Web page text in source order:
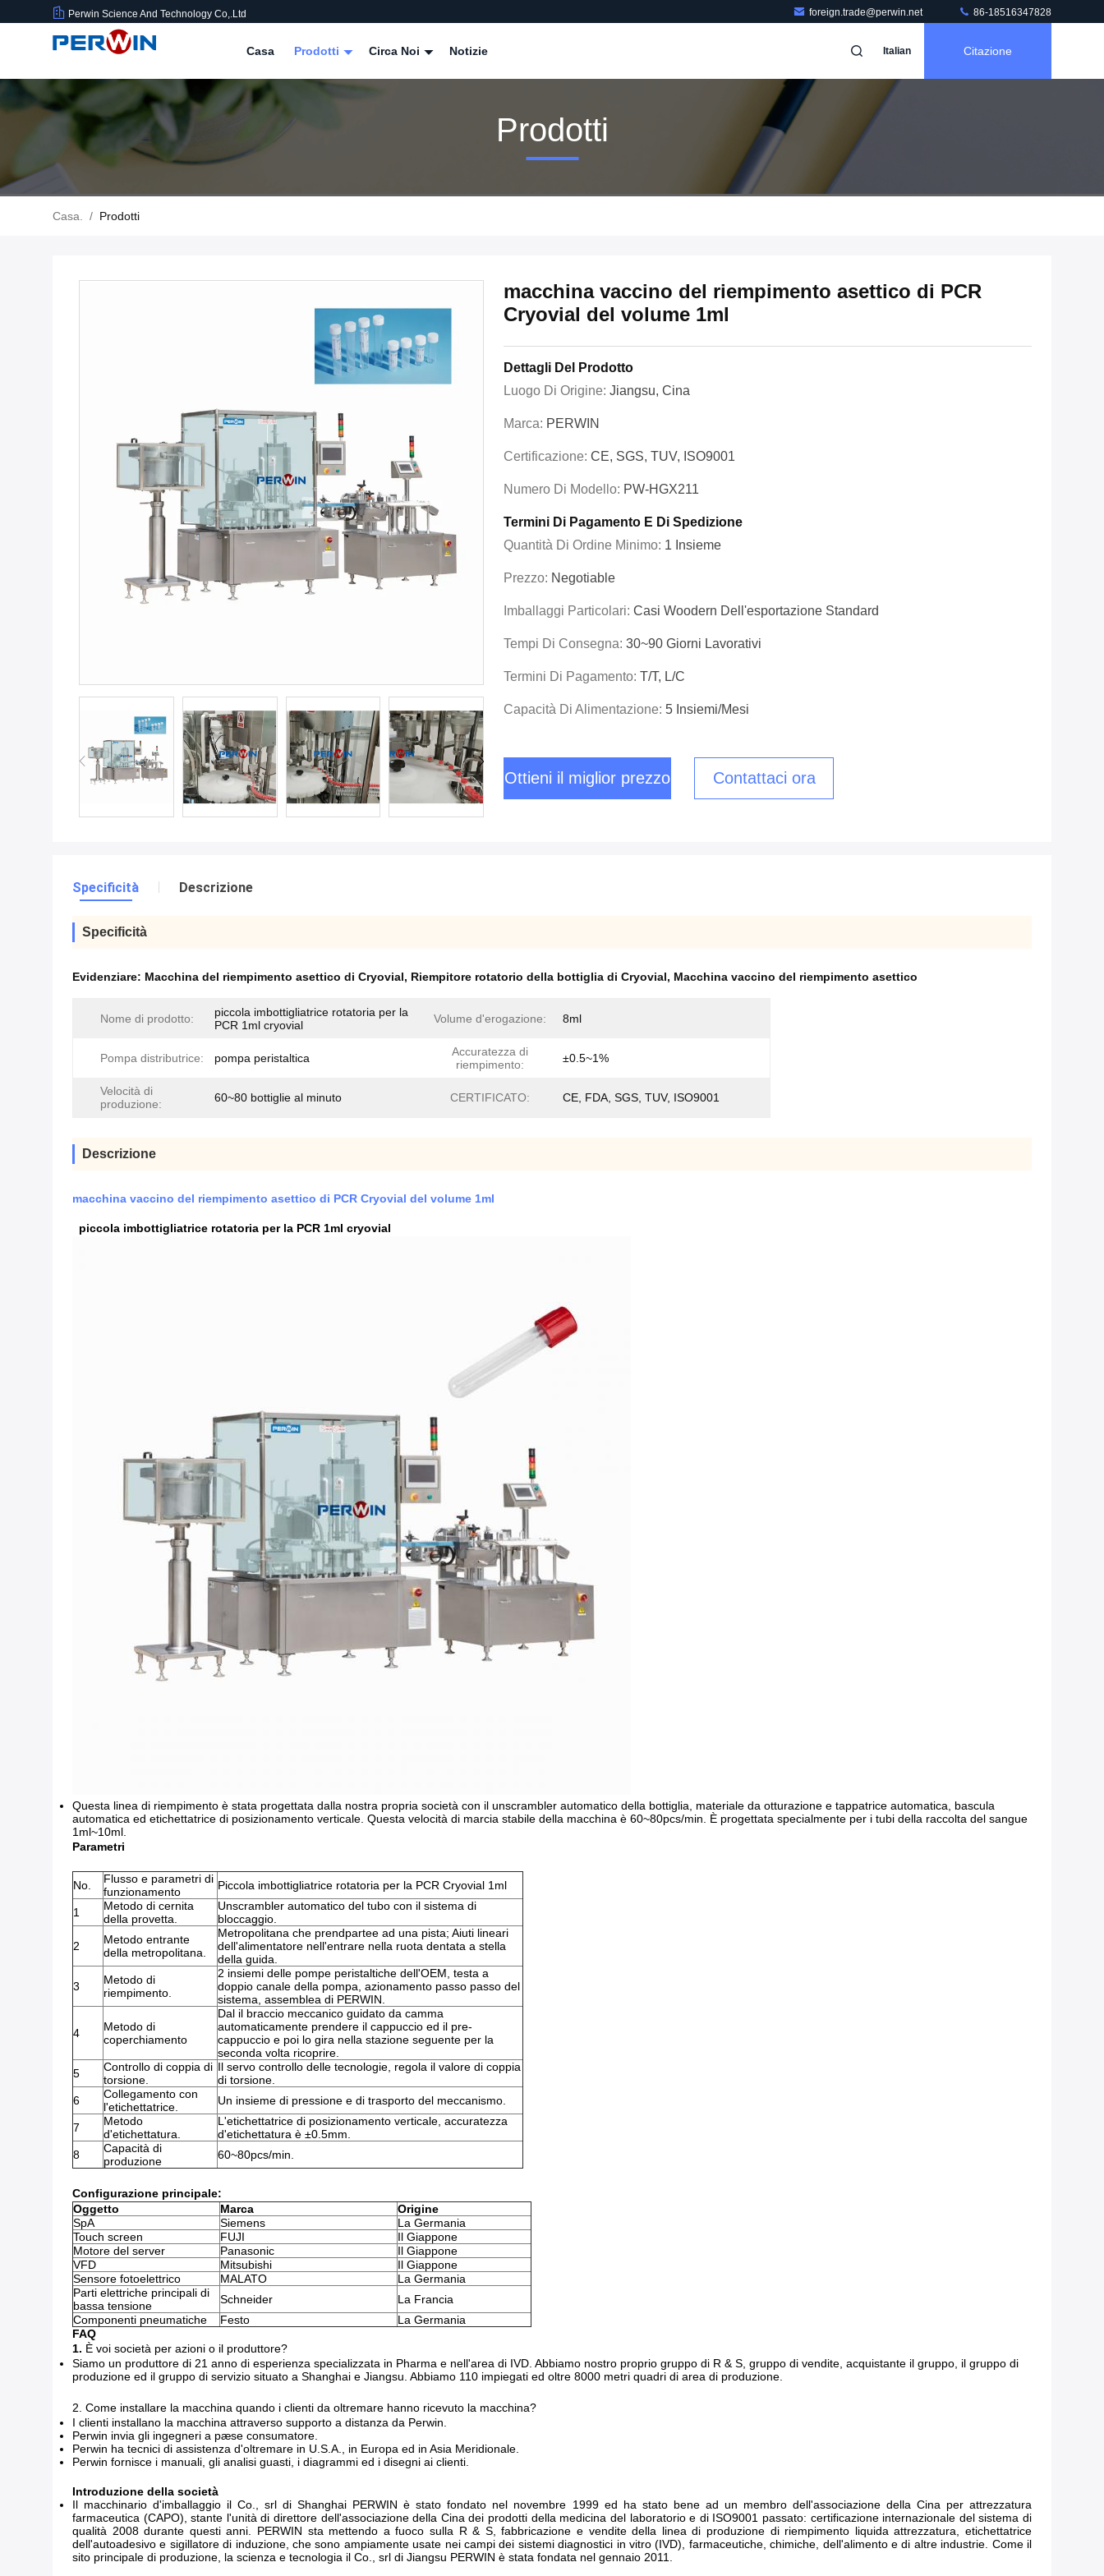
Perwin Science And Technology Co,.Ltd foreign.trade@perwin.net 86-18516347828
Casa Prodotti Circa Noi Notizie Italian Citazione
Prodotti
Casa. / Prodotti
macchina vaccino del riempimento asettico di PCR
Cryovial del volume 1ml
Dettagli Del Prodotto
Luogo Di Origine: Jiangsu, Cina
Marca: PERWIN
Certificazione: CE, SGS, TUV, ISO9001
Numero Di Modello: PW-HGX211
Termini Di Pagamento E Di Spedizione
Quantità Di Ordine Minimo: 1 Insieme
Prezzo: Negotiable
Imballaggi Particolari: Casi Woodern Dell'esportazione Standard
Tempi Di Consegna: 30~90 Giorni Lavorativi
Termini Di Pagamento: T/T, L/C
Capacità Di Alimentazione: 5 Insiemi/mesi
Ottieni il miglior prezzo Contattaci ora
Specificità Descrizione
Specificità
Evidenziare: Macchina del riempimento asettico di Cryovial, Riempitore rotatorio della bottiglia di Cryovial, Macchina vaccino del riempimento asettico
Nome di prodotto:
piccola imbottigliatrice rotatoria per la
PCR 1ml cryovial
Volume d'erogazione: 8ml
Pompa distributrice: pompa peristaltica
Accuratezza di
riempimento:
±0.5~1%
Velocità di
produzione:
60~80 bottiglie al minuto CERTIFICATO: CE, FDA, SGS, TUV, ISO9001
Descrizione
macchina vaccino del riempimento asettico di PCR Cryovial del volume 1ml
piccola imbottigliatrice rotatoria per la PCR 1ml cryovial
Questa linea di riempimento è stata progettata dalla nostra propria società con il unscrambler automatico della bottiglia, materiale da otturazione e tappatrice automatica, bascula
automatica ed etichettatrice di posizionamento verticale. Questa velocità di marcia stabile della macchina è 60~80pcs/min. È progettata specialmente per i tubi della raccolta del sangue
1ml~10ml.
Parametri
No.
Flusso e parametri di
funzionamento
Piccola imbottigliatrice rotatoria per la PCR Cryovial 1ml
1
Metodo di cernita
della provetta.
Unscrambler automatico del tubo con il sistema di
bloccaggio.
2
Metodo entrante
della metropolitana.
Metropolitana che prendpartee ad una pista; Aiuti lineari
dell'alimentatore nell'entrare nella ruota dentata a stella
della guida.
3
Metodo di
riempimento.
2 insiemi delle pompe peristaltiche dell'OEM, testa a
doppio canale della pompa, azionamento passo passo del
sistema, assemblea di PERWIN.
4
Metodo di
coperchiamento
Dal il braccio meccanico guidato da camma
automaticamente prendere il cappuccio ed il pre-
cappuccio e poi lo gira nella stazione seguente per la
seconda volta ricoprire.
5
Controllo di coppia di
torsione.
Il servo controllo delle tecnologie, regola il valore di coppia
di torsione.
6
Collegamento con
l'etichettatrice.
Un insieme di pressione e di trasporto del meccanismo.
7
Metodo
d'etichettatura.
L'etichettatrice di posizionamento verticale, accuratezza
d'etichettatura è ±0.5mm.
8
Capacità di
produzione
60~80pcs/min.
Configurazione principale:
Oggetto
Marca
Origine
SpA
Siemens
La Germania
Touch screen
FUJI
Il Giappone
Motore del server
Panasonic
Il Giappone
VFD
Mitsubishi
Il Giappone
Sensore fotoelettrico
MALATO
La Germania
Parti elettriche principali di
bassa tensione
Schneider
La Francia
Componenti pneumatiche
Festo
La Germania
FAQ
1. È voi società per azioni o il produttore?
Siamo un produttore di 21 anno di esperienza specializzata in Pharma e nell'area di IVD. Abbiamo nostro proprio gruppo di R & S, gruppo di vendite, acquistante il gruppo, il gruppo di
produzione ed il gruppo di servizio situato a Shanghai e Jiangsu. Abbiamo 110 impiegati ed oltre 8000 metri quadri di area di produzione.
2. Come installare la macchina quando i clienti da oltremare hanno ricevuto la macchina?
I clienti installano la macchina attraverso supporto a distanza da Perwin.
Perwin invia gli ingegneri a pæse consumatore.
Perwin ha tecnici di assistenza d'oltremare in U.S.A., in Europa ed in Asia Meridionale.
Perwin fornisce i manuali, gli analisi guasti, i diagrammi ed i disegni ai clienti.
Introduzione della società
Il macchinario d'imballaggio il Co., srl di Shanghai PERWIN è stato fondato nel novembre 1999 ed ha stato bene ad un membro dell'associazione della Cina per attrezzatura
farmaceutica (CAPO), stante l'unità di direttore dell'associazione della Cina dei prodotti della medicina del laboratorio e di ISO9001 passato: certificazione internazionale del sistema di
qualità 2008 durante questi anni. PERWIN sta mettendo a fuoco sulla R & S, fabbricazione e vendite della linea di produzione di riempimento liquida attrezzatura, etichettatrice
dell'autoadesivo e sigillatore di induzione, che sono ampiamente usate nei campi dei sistemi diagnostici in vitro (IVD), farmaceutiche, chimiche, dell'alimento e di altre industrie. Come il
sito principale di produzione, la scienza e tecnologia il Co., srl di Jiangsu PERWIN è stata fondata nel gennaio 2011.